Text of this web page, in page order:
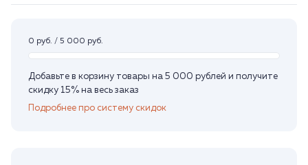
0 руб. / 5 000 руб.
Добавьте в корзину товары на 5 000 рублей и получите
скидку 15% на весь заказ
Подробнее про систему скидок